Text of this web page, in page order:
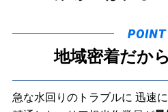
地域密着だから
急な水回りのトラブルに 迅速